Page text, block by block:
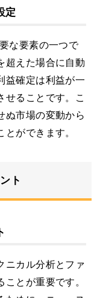
定
な要素の一つで
超えた場合に自動
益確定は利益が一
せることです。こ
ぬ市場の変動から
ができます。
ト
ニカル分析とファ
とが重要です。